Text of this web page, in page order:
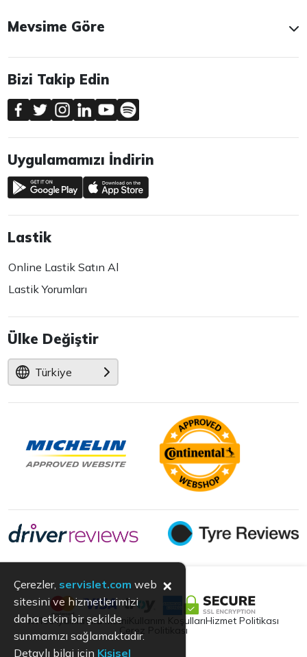
Mevsime Göre
Bizi Takip Edin
Uygulamamızı İndirin
Lastik
Online Lastik Satın Al
Lastik Yorumları
Ülke Değiştir
Türkiye
KVKKAydınlatma Metni Kullanım KoşullarıHizmet Politikası
Çerez Politikası
Çerezler, servislet.com web
sitesini ve hizmetlerimizi
daha etkin bir şekilde
sunmamızı sağlamaktadır.
Detaylı bilgi için Kişisel
×